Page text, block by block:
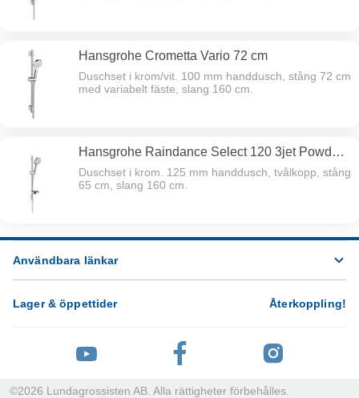
Hansgrohe Crometta Vario 72 cm
Duschset i krom/vit. 100 mm handdusch, stång 72 cm
med variabelt fäste, slang 160 cm.
Hansgrohe Raindance Select 120 3jet Powder
Rain
Duschset i krom. 125 mm handdusch, tvålkopp, stång
65 cm, slang 160 cm.
Användbara länkar
Lager & öppettider Återkoppling!
©2026 Lundagrossisten AB. Alla rättigheter förbehålles.